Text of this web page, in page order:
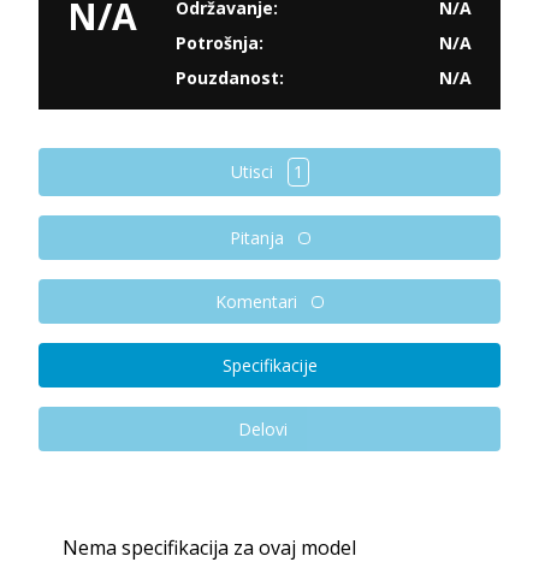
N/A
Održavanje:
N/A
Potrošnja:
N/A
Pouzdanost:
N/A
Utisci 1
Pitanja
Komentari
Specifikacije
Delovi
Nema specifikacija za ovaj model